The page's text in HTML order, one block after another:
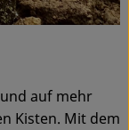
auf mehr
Kisten. Mit dem